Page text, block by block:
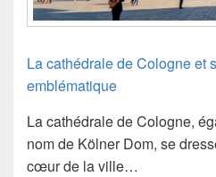
La cathédrale de Cologne et
emblématique
La cathédrale de Cologne,
nom de Kölner Dom, se
cœur de la ville…